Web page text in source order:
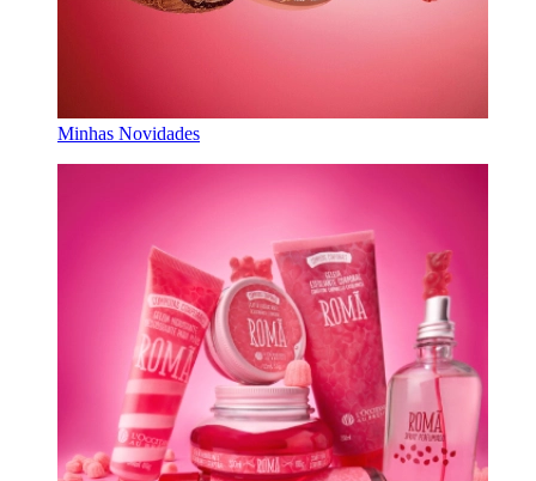
Minhas Novidades